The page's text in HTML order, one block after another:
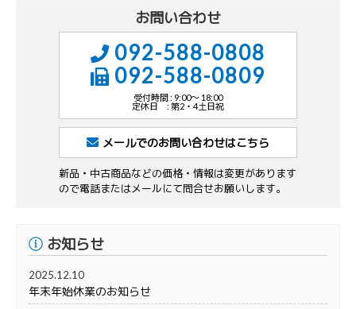
お問い合わせ
092-588-0808
092-588-0809
受付時間 : 9:00～ 18:00
定休日 : 第2・4土日祝
メールでのお問い合わせはこちら
新品・中古商品などの価格・情報は変更があります
ので電話またはメールにて問合せお願いします。
お知らせ
2025.12.10
年末年始休業のお知らせ